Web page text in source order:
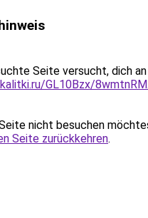
Seite versucht, dich an
GL10Bzx/
nicht besuchen
Seite zurückkehren.